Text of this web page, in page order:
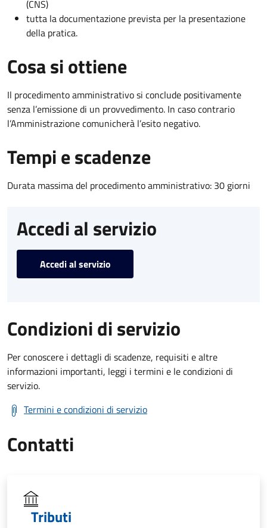
(CNS)
tutta la documentazione prevista per la presentazione
della pratica.
Cosa si ottiene
Il procedimento amministrativo si conclude positivamente
senza l’emissione di un provvedimento. In caso contrario
l’Amministrazione comunicherà l’esito negativo.
Tempi e scadenze
Durata massima del procedimento amministrativo: 30 giorni
Accedi al servizio
Accedi al servizio
Condizioni di servizio
Per conoscere i dettagli di scadenze, requisiti e altre
informazioni importanti, leggi i termini e le condizioni di
servizio.
Termini e condizioni di servizio
Contatti
Tributi